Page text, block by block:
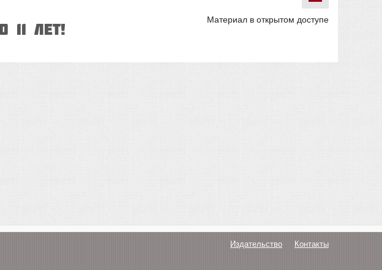
11 лет!
Материал в открытом доступе
Издательство Контакты